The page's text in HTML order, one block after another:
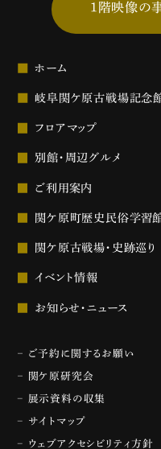
1階映像の
ホーム
岐阜関ケ原古戦場記念
フロアマップ
別館・周辺グルメ
ご利用案内
関ケ原町歴史民俗学習
関ケ原古戦場・史跡巡り
イベント情報
お知らせ・ニュース
ご予約に関するお願い
関ケ原研究会
展示資料の収集
サイトマップ
ウェブアクセシビリティ方針